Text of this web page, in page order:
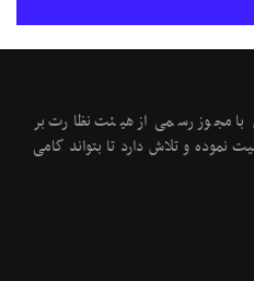
با مجوز رسمی از هیئت نظارت بر
نموده و تلاش دارد تا بتواند گامی